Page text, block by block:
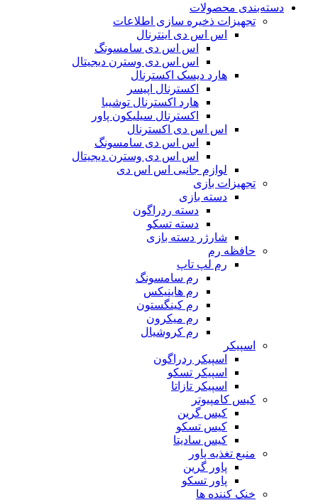
دسته‌بندی محصولات
تجهیزات ذخیره سازی اطلاعات
اس اس دی اینترنال
اس اس دی سامسونگ
اس اس دی وسترن دیجیتال
هارد دیسک اکسترنال
اکسترنال اپیسر
هارد اکسترنال توشیبا
اکسترنال سیلیکون پاور
اس اس دی اکسترنال
اس اس دی سامسونگ
اس اس دی وسترن دیجیتال
لوازم جانبی اس اس دی
تجهیزات بازی
دسته بازی
دسته ردراگون
دسته تسکو
شارژر دسته بازی
حافظه رم
رم لپ تاپ
رم سامسونگ
رم هاینیکس
رم کینگستون
رم میکرون
رم کروشیال
اسپیکر
اسپیکر ردراگون
اسپیکر تسکو
اسپیکر تازاتا
کیس کامپیوتر
کیس گرین
کیس تسکو
کیس سادیتا
منبع تغذیه‌ پاور
پاور گرین
پاور تسکو
خنک کننده ها